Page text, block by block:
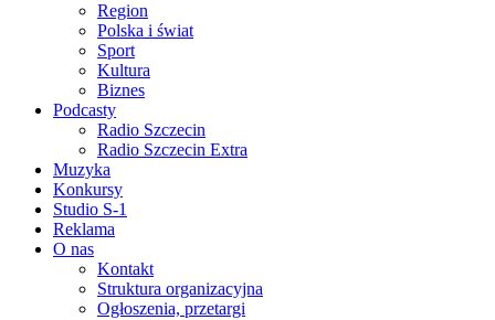
Region
Polska i świat
Sport
Kultura
Biznes
Podcasty
Radio Szczecin
Radio Szczecin Extra
Muzyka
Konkursy
Studio S-1
Reklama
O nas
Kontakt
Struktura organizacyjna
Ogłoszenia, przetargi